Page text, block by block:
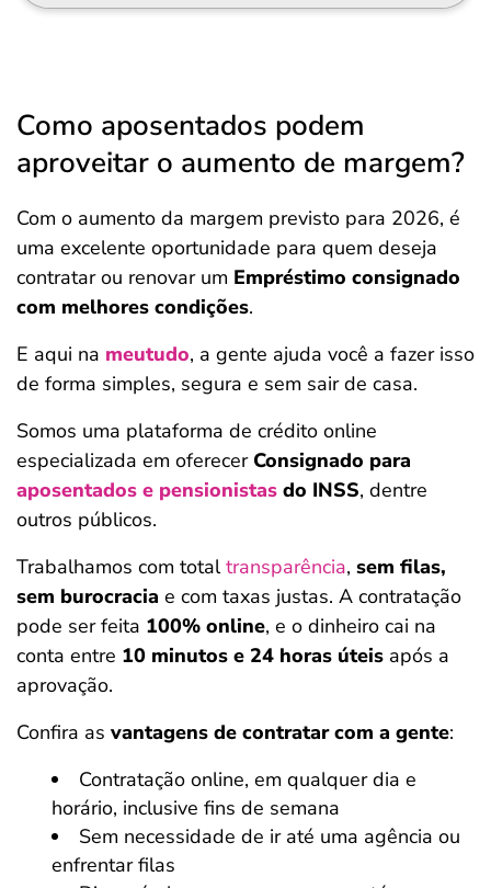
Como aposentados podem
aproveitar o aumento de margem?
Com o aumento da margem previsto para 2026, é
uma excelente oportunidade para quem deseja
contratar ou renovar um Empréstimo consignado
com melhores condições.
E aqui na meutudo, a gente ajuda você a fazer isso
de forma simples, segura e sem sair de casa.
Somos uma plataforma de crédito online
especializada em oferecer Consignado para
aposentados e pensionistas do INSS, dentre
outros públicos.
Trabalhamos com totaltransparência, sem filas,
sem burocracia e com taxas justas. A contratação
pode ser feita 100% online, e o dinheiro cai na
conta entre 10 minutos e 24 horas úteis após a
aprovação.
Confira as vantagens de contratar com a gente:
Contratação online, em qualquer dia e
horário, inclusive fins de semana
Sem necessidade de ir até uma agência ou
enfrentar filas